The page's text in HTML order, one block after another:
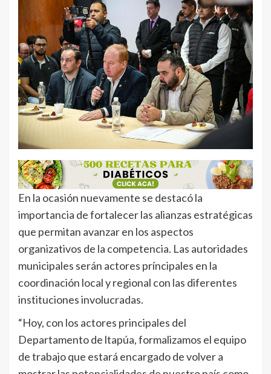
En la ocasión nuevamente se destacó la
importancia de fortalecer las alianzas estratégicas
que permitan avanzar en los aspectos
organizativos de la competencia. Las autoridades
municipales serán actores príncipales en la
coordinación local y regional con las diferentes
instituciones involucradas.
“Hoy, con los actores principales del
Departamento de ltapúa, formalizamos el equipo
de trabajo que estará encargado de volver a